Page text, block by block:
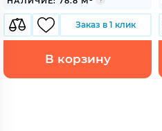
Заказ в 1 клик
В корзину